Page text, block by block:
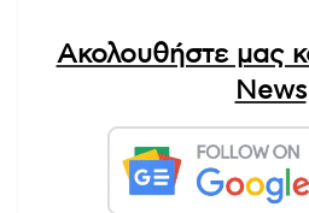
Ακολουθήστε μας
News